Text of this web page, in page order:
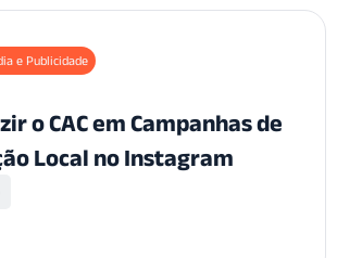
e Publicidade
o CAC em Campanhas de
Local no Instagram